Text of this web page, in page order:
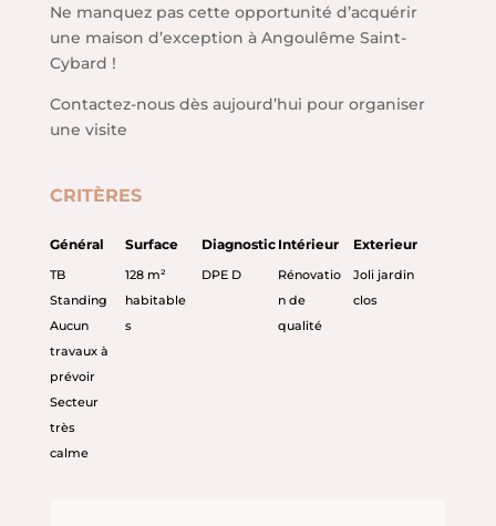
Ne manquez pas cette opportunité d’acquérir
une maison d’exception à Angoulême Saint-
Cybard !
Contactez-nous dès aujourd’hui pour organiser
une visite
CRITÈRES
Général
TB
Standing
Aucun
travaux à
prévoir
Secteur
très
calme
Surface
128 m²
habitable
s
Diagnostic
DPE D
Intérieur
Rénovatio
n de
qualité
Exterieur
Joli jardin
clos